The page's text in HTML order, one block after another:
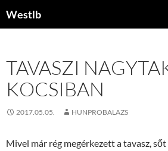
Westlb
TAVASZI
KOCSIBAN
2017.05.05. HUNPROBALAZS
Mivel már rég megérkezett a tavasz,